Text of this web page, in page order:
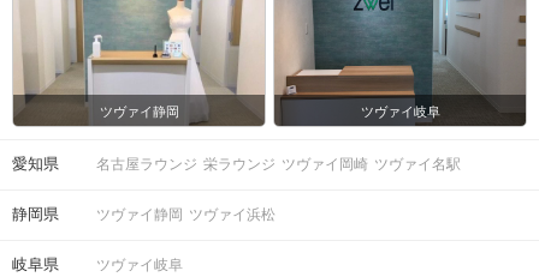
ツヴァイ静岡 ツヴァイ岐阜
愛知県 名古屋ラウンジ 栄ラウンジ ツヴァイ岡崎 ツヴァイ名駅
静岡県 ツヴァイ静岡 ツヴァイ浜松
岐阜県 ツヴァイ岐阜